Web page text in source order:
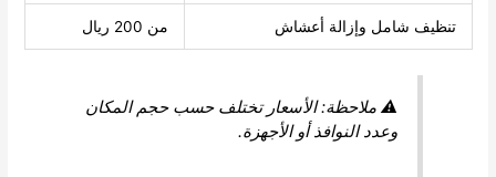
تنظيف شامل وإزالة أعشاش من 200 ريال
⚠️ملاحظة:الأسعار تختلف حسب حجم المكان
وعدد النوافذ أو الأجهزة.